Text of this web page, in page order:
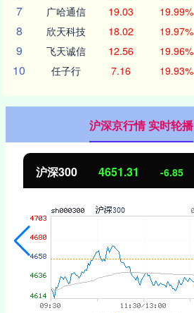
7 广哈通信 19.03 19.99%
8 欣天科技 18.02 19.97%
9 飞天诚信 12.56 19.96%
10 任子行 7.16 19.93%
沪深京行情 实时轮播
北证50 1122.88 3.42